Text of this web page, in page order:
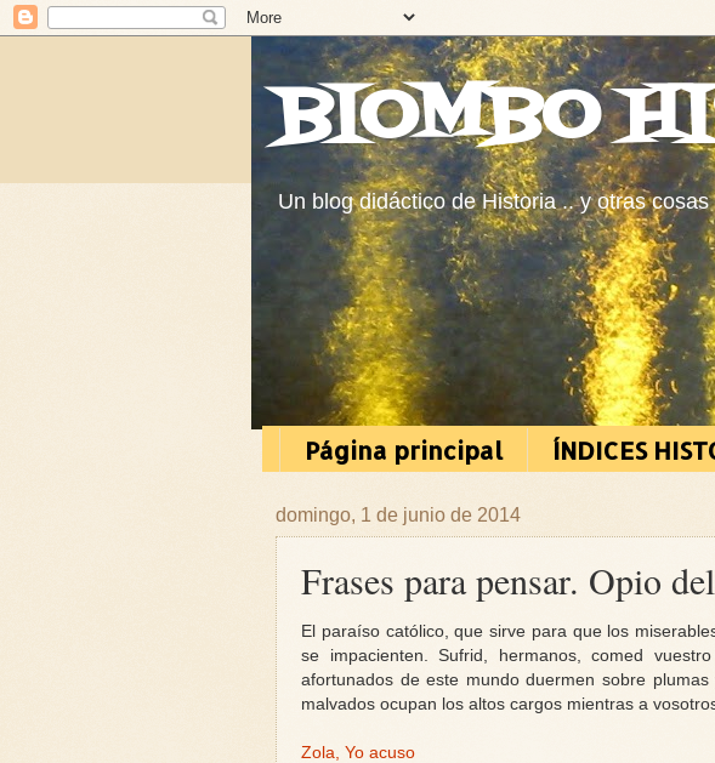
BIOMBO
Un blog didáctico de Historia .. y otras
Página principal ÍNDICES
domingo, 1 de junio de 2014
Frases para pensar. Opio
El paraíso católico, que sirve para que los
se impacienten. Sufrid, hermanos, comed
afortunados de este mundo duermen sobre
malvados ocupan los altos cargos mientras a
Zola, Yo acuso